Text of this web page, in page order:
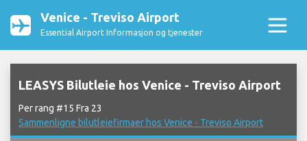
Venice - Treviso Airport
Essential Airport Informasjon og tjenester
LEASYS Bilutleie hos Venice - Treviso Airport
Per rang #15 Fra 23
Sammenligne bilutleiefirmaer hos Venice - Treviso Airport